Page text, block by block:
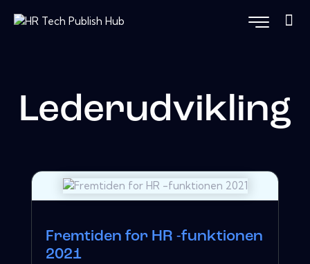
Lederudvikling
Fremtiden for HR -funktionen
2021